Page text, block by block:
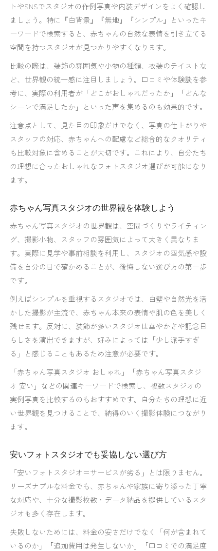
トやSNSでスタジオの作例写真や内装デザインをよく確認し
ましょう。特に『白背景』『無地』『シンプル』といったキ
ーワードで検索すると、赤ちゃんの自然な表情を引き立てる
空間を持つスタジオが見つかりやすくなります。
比較の際は、装飾の雰囲気や小物の種類、衣装のテイストな
ど、世界観の統一感に注目しましょう。口コミや体験談を参
考に、実際の利用者が「どこがおしゃれだったか」「どんな
シーンで満足したか」といった声を集めるのも効果的です。
注意点として、見た目の印象だけでなく、写真の仕上がりや
スタッフの対応、赤ちゃんへの配慮など総合的なクオリティ
も比較対象に含めることが大切です。これにより、自分たち
の理想に合ったおしゃれなフォトスタジオ選びが可能になり
ます。
赤ちゃん写真スタジオの世界観を体験しよう
赤ちゃん写真スタジオの世界観は、空間づくりやライティン
グ、撮影小物、スタッフの雰囲気によって大きく異なりま
す。実際に見学や事前相談を利用し、スタジオの空気感や設
備を自分の目で確かめることが、後悔しない選び方の第一歩
です。
例えばシンプルを重視するスタジオでは、白壁や自然光を活
かした撮影が主流で、赤ちゃん本来の表情や肌の色を美しく
残せます。反対に、装飾が多いスタジオは華やかさや記念日
らしさを演出できますが、好みによっては「少し派手すぎ
る」と感じることもあるため注意が必要です。
「赤ちゃん写真スタジオ おしゃれ」「赤ちゃん写真スタジ
オ 安い」などの関連キーワードで検索し、複数スタジオの
実例写真を比較するのもおすすめです。自分たちの理想に近
い世界観を見つけることで、納得のいく撮影体験につながり
ます。
安いフォトスタジオでも妥協しない選び方
「安いフォトスタジオ＝サービスが劣る」とは限りません。
リーズナブルな料金でも、赤ちゃんや家族に寄り添った丁寧
な対応や、十分な撮影枚数・データ納品を提供しているスタ
ジオも多く存在します。
失敗しないためには、料金の安さだけでなく「何が含まれて
いるのか」「追加費用は発生しないか」「口コミでの満足度